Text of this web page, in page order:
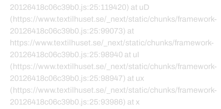
20126418c06c39b0.js:25:119420) at uD
(https://www.textilhuset.se/_next/static/chunks/framework-
20126418c06c39b0.js:25:99073) at
https://www.textilhuset.se/_next/static/chunks/framework-
20126418c06c39b0.js:25:98940 at uI
(https://www.textilhuset.se/_next/static/chunks/framework-
20126418c06c39b0.js:25:98947) at ux
(https://www.textilhuset.se/_next/static/chunks/framework-
20126418c06c39b0.js:25:93986) at x